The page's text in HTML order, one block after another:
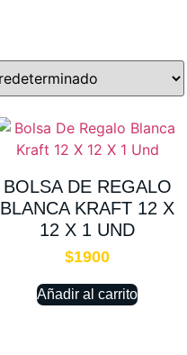
BOLSA DE REGALO
BLANCA KRAFT 12 X
12 X 1 UND
$1900
Añadir al carrito